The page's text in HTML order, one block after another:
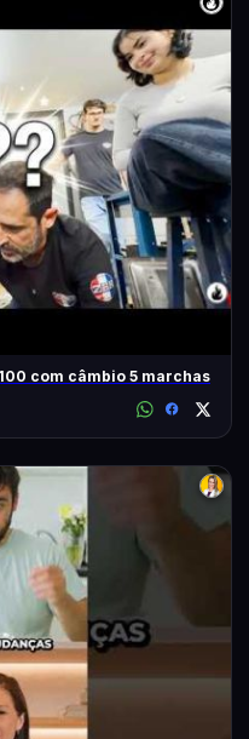
com câmbio 5 marchas